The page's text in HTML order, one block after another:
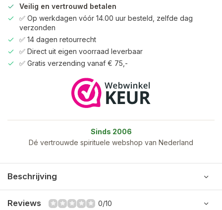
Veilig en vertrouwd betalen
✅ Op werkdagen vóór 14.00 uur besteld, zelfde dag
verzonden
✅ 14 dagen retourrecht
✅ Direct uit eigen voorraad leverbaar
✅ Gratis verzending vanaf € 75,-
Sinds 2006
Dé vertrouwde spirituele webshop van Nederland
Beschrijving
Reviews 0/10